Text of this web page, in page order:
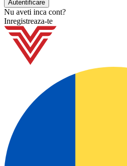
Nu aveti inca cont?
Inregistreaza-te